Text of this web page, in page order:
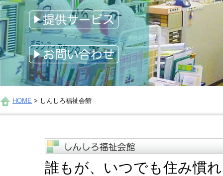
HOME > しんしろ福祉会館
誰もが、いつでも住み慣